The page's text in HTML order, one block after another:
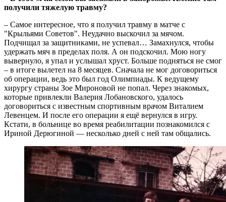
получили тяжелую травму?
– Самое интересное, что я получил травму в матче с
"Крыльями Советов". Неудачно выскочил за мячом.
Подчищал за защитниками, не успевал… Замахнулся, чтобы
удержать мяч в пределах поля. А он подскочил. Мою ногу
вывернуло, я упал и услышал хруст. Больше подняться не смог
– в итоге вылетел на 8 месяцев. Сначала не мог договориться
об операции, ведь это был год Олимпиады. К ведущему
хирургу страны Зое Мироновой не попал. Через знакомых,
которые привлекли Валерия Лобановского, удалось
договориться с известным спортивным врачом Виталием
Левенцем. И после его операции я ещё вернулся в игру.
Кстати, в больнице во время реабилитации познакомился с
Ириной Дерюгиной — несколько дней с ней там общались.